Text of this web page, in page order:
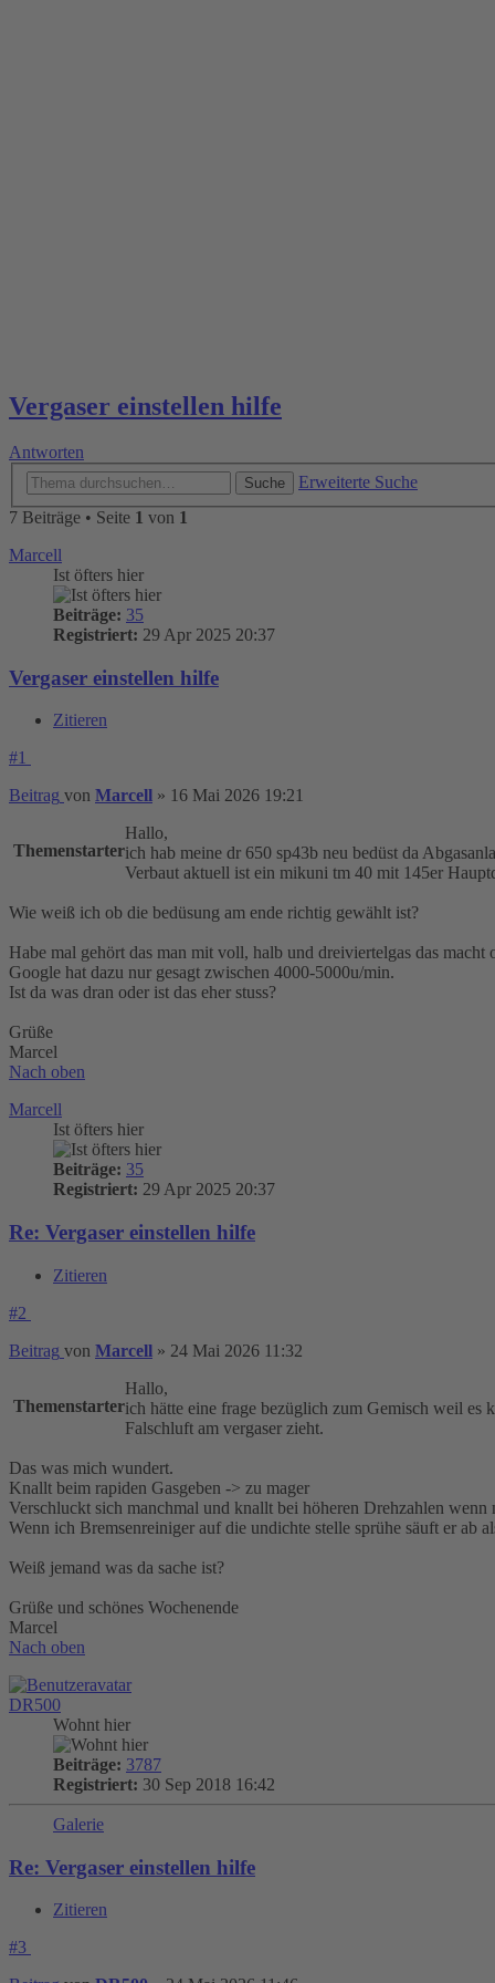
Vergaser einstellen hilfe
Antworten
Suche
Erweiterte Suche
7 Beiträge • Seite 1 von 1
Marcell
Ist öfters hier
Beiträge: 35
Registriert: 29 Apr 2025 20:37
Vergaser einstellen hilfe
Zitieren
#1
Beitrag von Marcell » 16 Mai 2026 19:21
Themenstarter
Hallo,
ich hab meine dr 650 sp43b neu bedüst da
Verbaut aktuell ist ein mikuni tm 40 mit 145er
Wie weiß ich ob die bedüsung am ende richtig gewählt ist?
Habe mal gehört das man mit voll, halb und dreiviertelgas das
Google hat dazu nur gesagt zwischen 4000-5000u/min.
Ist da was dran oder ist das eher stuss?
Grüße
Marcel
Nach oben
Marcell
Ist öfters hier
Beiträge: 35
Registriert: 29 Apr 2025 20:37
Re: Vergaser einstellen hilfe
Zitieren
#2
Beitrag von Marcell » 24 Mai 2026 11:32
Themenstarter
Hallo,
ich hätte eine frage bezüglich zum Gemisch weil
Falschluft am vergaser zieht.
Das was mich wundert.
Knallt beim rapiden Gasgeben -> zu mager
Verschluckt sich manchmal und knallt bei höheren Drehzahlen wenn
Wenn ich Bremsenreiniger auf die undichte stelle sprühe säuft er ab
Weiß jemand was da sache ist?
Grüße und schönes Wochenende
Marcel
Nach oben
DR500
Wohnt hier
Beiträge: 3787
Registriert: 30 Sep 2018 16:42
Galerie
Re: Vergaser einstellen hilfe
Zitieren
#3